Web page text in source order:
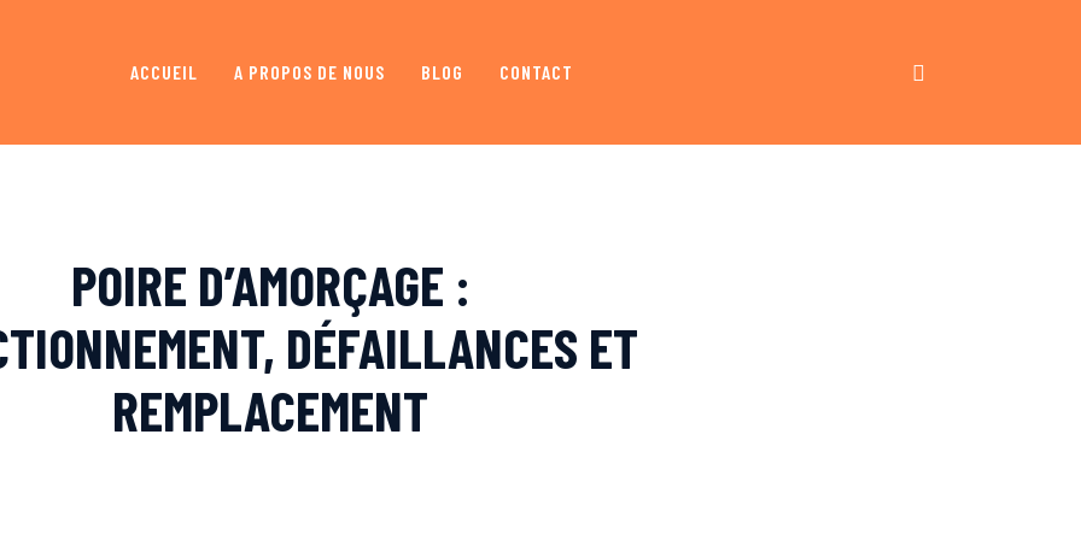
ACCUEIL A PROPOS DE NOUS BLOG CONTACT
POIRE D’AMORÇAGE :
DÉFAILLANCES ET
REMPLACEMENT